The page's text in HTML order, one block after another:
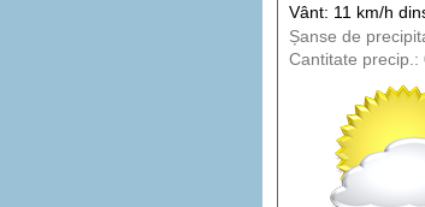
Vânt: 11 km/h din
Șanse de precip
Cantitate precip.: